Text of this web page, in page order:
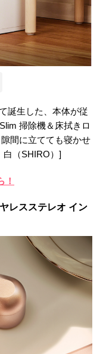
誕生した、本体が従
掃除機＆床拭きロ
間に立てても寝かせ
白（SHIRO）]
！
レスステレオ イン